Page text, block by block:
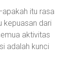
itu rasa
kepuasan dari
aktivitas
adalah kunci